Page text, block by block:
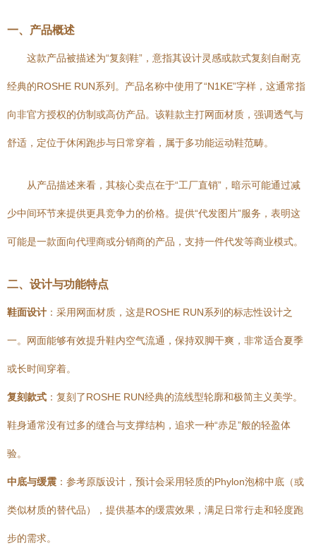
一、产品概述
这款产品被描述为“复刻鞋”，意指其设计灵感或款式复刻自耐克
经典的ROSHE RUN系列。产品名称中使用了“N1KE”字样，这通常指
向非官方授权的仿制或高仿产品。该鞋款主打网面材质，强调透气与
舒适，定位于休闲跑步与日常穿着，属于多功能运动鞋范畴。
从产品描述来看，其核心卖点在于“工厂直销”，暗示可能通过减
少中间环节来提供更具竞争力的价格。提供“代发图片”服务，表明这
可能是一款面向代理商或分销商的产品，支持一件代发等商业模式。
二、设计与功能特点
鞋面设计 ：采用网面材质，这是ROSHE RUN系列的标志性设计之
一。网面能够有效提升鞋内空气流通，保持双脚干爽，非常适合夏季
或长时间穿着。
复刻款式 ：复刻了ROSHE RUN经典的流线型轮廓和极简主义美学。
鞋身通常没有过多的缝合与支撑结构，追求一种“赤足”般的轻盈体
验。
中底与缓震 ：参考原版设计，预计会采用轻质的Phylon泡棉中底（或
类似材质的替代品），提供基本的缓震效果，满足日常行走和轻度跑
步的需求。